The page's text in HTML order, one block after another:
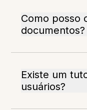
Como posso
documentos?
Existe um
usuários?